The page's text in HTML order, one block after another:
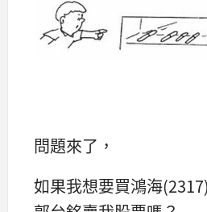
問題來了，
如果我想要買鴻海